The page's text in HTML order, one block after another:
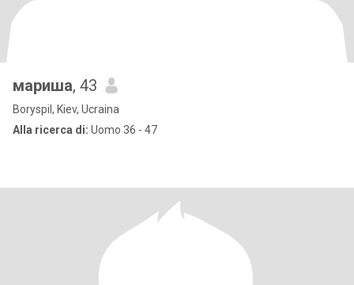
мариша, 43
Boryspil, Kiev, Ucraina
Alla ricerca di: Uomo 36 - 47